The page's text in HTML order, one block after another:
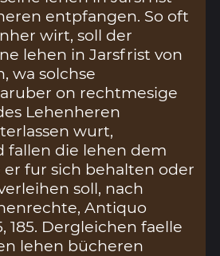
entpfangen. So oft
wirt, soll der
lehen in Jarsfrist von
wa solchse
on rechtmesige
Lehenheren
wurt,
fallen die lehen dem
er fur sich behalten oder
soll, nach
Antiquo
185. Dergleichen faelle
lehen bücheren